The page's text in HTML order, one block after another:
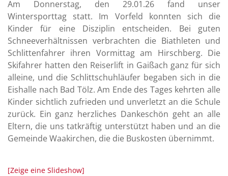
Am Donnerstag, den 29.01.26 fand unser
Wintersporttag statt. Im Vorfeld konnten sich die
Kinder für eine Disziplin entscheiden. Bei guten
Schneeverhältnissen verbrachten die Biathleten und
Schlittenfahrer ihren Vormittag am Hirschberg. Die
Skifahrer hatten den Reiserlift in Gaißach ganz für sich
alleine, und die Schlittschuhläufer begaben sich in die
Eishalle nach Bad Tölz. Am Ende des Tages kehrten alle
Kinder sichtlich zufrieden und unverletzt an die Schule
zurück. Ein ganz herzliches Dankeschön geht an alle
Eltern, die uns tatkräftig unterstützt haben und an die
Gemeinde Waakirchen, die die Buskosten übernimmt.
[Zeige eine Slideshow]